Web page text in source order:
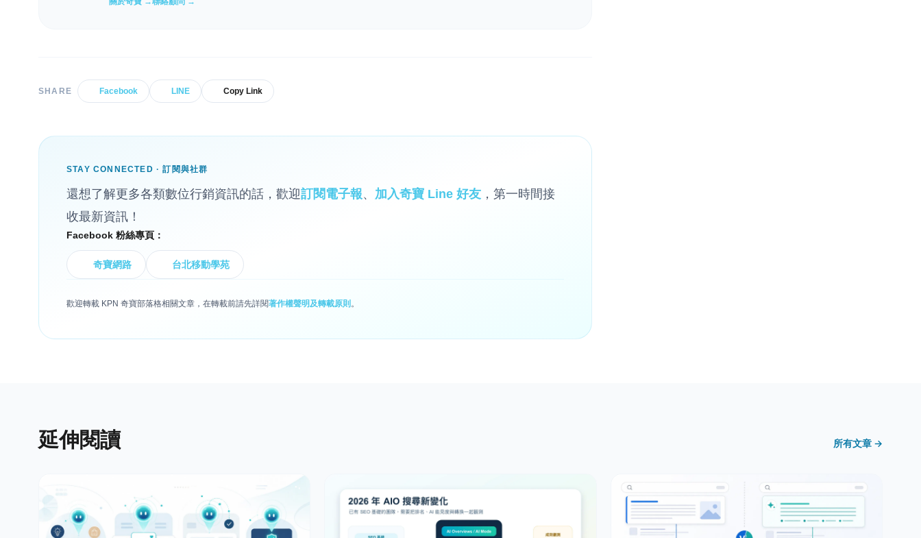
SHARE Facebook LINE Copy Link
STAY CONNECTED · 訂閱與社群
還想了解更多各類數位行銷資訊的話，歡迎訂閱電子報、 加入奇寶 Line 好友 ，第一時間接
收最新資訊！
Facebook 粉絲專頁：
奇寶網路 台北移動學苑
歡迎轉載 KPN 奇寶部落格相關文章，在轉載前請先詳閱著作權聲明及轉載原則 。
延伸閱讀 所有文章 →